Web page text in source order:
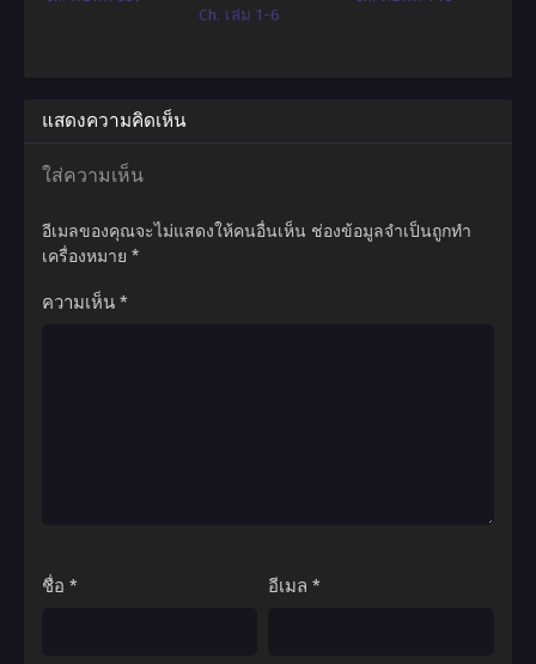
Ch. เล่ม 1-6
แสดงความคิดเห็น
ใส่ความเห็น
อีเมลของคุณจะไม่แสดงให้คนอื่นเห็น ช่องข้อมูลจำเป็นถูกทำ
เครื่องหมาย *
ความเห็น *
ชื่อ * อีเมล *